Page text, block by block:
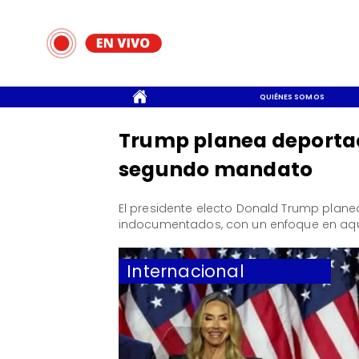
QUIÉNES SOMOS
Internacional
Trump planea
segundo mandato
​El presidente electo Donald Trump
indocumentados, con un enfoque en